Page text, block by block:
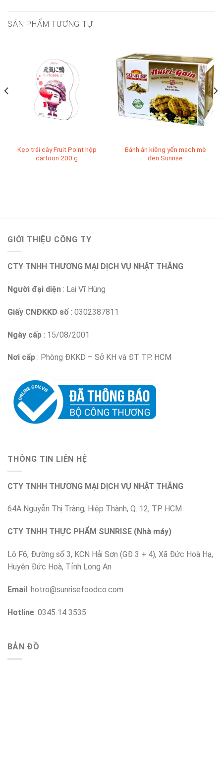
SẢN PHẨM TƯƠNG TỰ
Kẹo trái cây Fruit Point hộp
cartoon 200 g
Bánh ăn kiêng yến mạch mè
đen Sunrise
GIỚI THIỆU CÔNG TY
CTY TNHH THƯƠNG MẠI DỊCH VỤ NHẬT THĂNG
Người đại diện : Lai Vĩ Hùng
Giấy CNĐKKD số : 0302387811
Ngày cấp : 15/08/2001
Nơi cấp : Phòng ĐKKD – Sở KH và ĐT TP. HCM
THÔNG TIN LIÊN HỆ
CTY TNHH THƯƠNG MẠI DỊCH VỤ NHẬT THĂNG
64A Nguyễn Thị Tràng, Hiệp Thành, Q. 12, TP. HCM
CTY TNHH THỰC PHẨM SUNRISE (Nhà máy)
Lô F6, Đường số 3, KCN Hải Sơn (GĐ 3 + 4), Xã Đức Hoà Hạ,
Huyện Đức Hoà, Tỉnh Long An
Email: hotro@sunrisefoodco.com
Hotline: 0345 14 3535
BẢN ĐỒ